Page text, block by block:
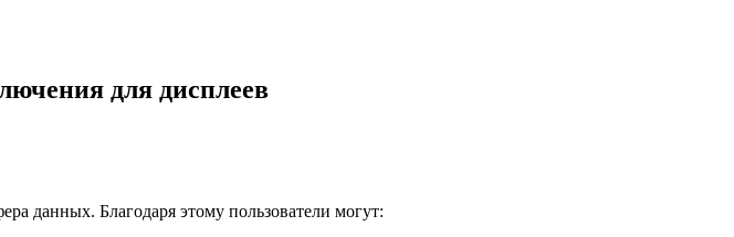
для дисплеев
данных. Благодаря этому пользователи могут: